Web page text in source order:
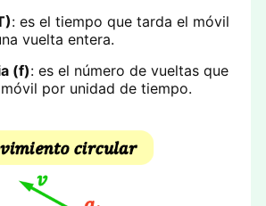
: es el tiempo que tarda el móvil
vuelta entera.
(f): es el número de vueltas que
por unidad de tiempo.